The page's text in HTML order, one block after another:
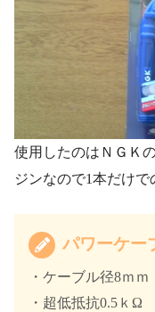
使用したのはＮＧＫ
ジンなので1本だけで
パワーケー
・ケーブル径8ｍｍ
・超低抵抗0.5ｋΩ